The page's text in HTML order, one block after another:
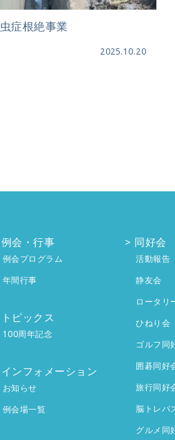
症根絶事業
2025.10.20
例会・行事
例会プログラム
年間行事
トピックス
100周年記念
インフォメーション
お知らせ
例会場一覧
同好会
活動報告
静友会
ロータリ
ひねり会
ゴルフ同
囲碁同好
旅行同好
脳トレパ
グルメ同